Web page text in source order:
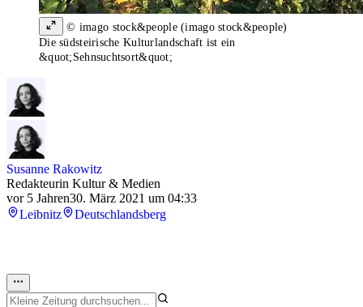
© imago stock&people (imago stock&people)
Die südsteirische Kulturlandschaft ist ein
&quot;Sehnsuchtsort&quot;
Susanne Rakowitz
Redakteurin Kultur & Medien
vor 5 Jahren30. März 2021 um 04:33
Leibnitz
Deutschlandsberg